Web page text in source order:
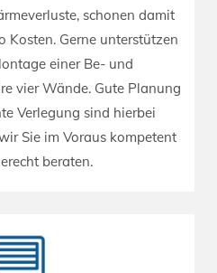
schonen damit
Kosten. Gerne unterstützen
einer Be- und
vier Wände. Gute Planung
Verlegung sind hierbei
Sie im Voraus kompetent
beraten.